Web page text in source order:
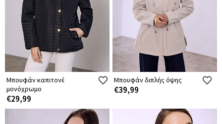
Μπουφάν καπιτονέ
μονόχρωμο
€29,99
Μπουφάν διπλής όψης
€39,99